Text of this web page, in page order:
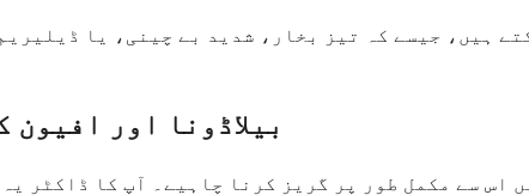
ہیں، جیسے کہ تیز بخار، شدید بے چینی، یا
بیلاڈونا اور
اس سے مکمل طور پر گریز کرنا چاہیے۔ آپ کا ڈاکٹر